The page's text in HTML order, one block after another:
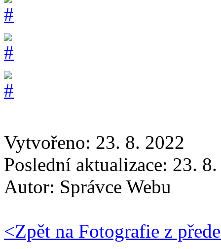
Vytvořeno: 23. 8. 2022
Poslední aktualizace: 23.
Autor: Správce Webu
<Zpět na Fotografie z